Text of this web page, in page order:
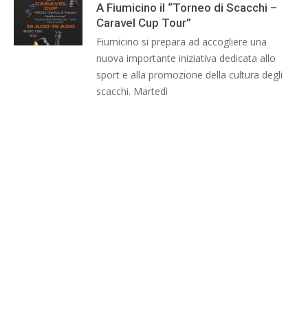
A Fiumicino il “Torneo di Scacchi –
Caravel Cup Tour”
Fiumicino si prepara ad accogliere una
nuova importante iniziativa dedicata allo
sport e alla promozione della cultura degli
scacchi. Martedì